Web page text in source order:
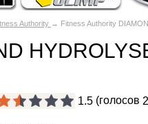
Authority → Fitness Authority
1.5 (голосов 2